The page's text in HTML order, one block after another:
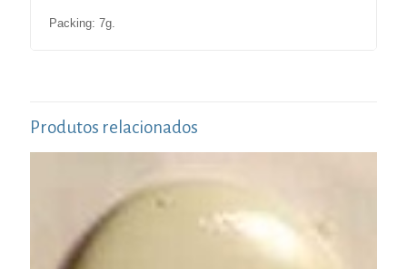
Packing: 7g.
Produtos relacionados